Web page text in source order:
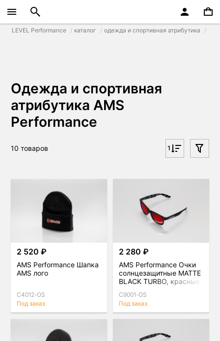
LEVEL Performance каталог одежда и спортивная атрибутика
Одежда и спортивная
атрибутика AMS
Performance
10 товаров 1
2 520 ₽
AMS Performance Шапка
AMS лого
C4012-OS
Под заказ
2 280 ₽
AMS Performance Очки
солнцезащитные MATTE
BLACK TURBO, красные
C9001-OS
Под заказ